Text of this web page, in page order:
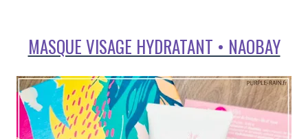
MASQUE VISAGE HYDRATANT • NAOBAY